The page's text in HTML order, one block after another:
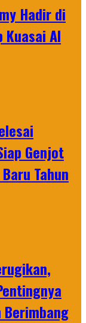
Hadir di
AI
Genjot
Tahun